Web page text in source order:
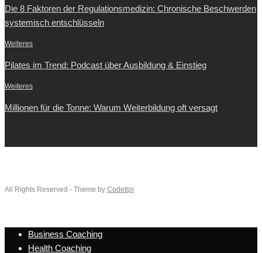
Die 8 Faktoren der Regulationsmedizin: Chronische Beschwerden
systemisch entschlüsseln
Weiteres
Pilates im Trend: Podcast über Ausbildung & Einstieg
Weiteres
Millionen für die Tonne: Warum Weiterbildung oft versagt
All Rights Reserved - Theme by Codetipi
Business Coaching
Health Coaching